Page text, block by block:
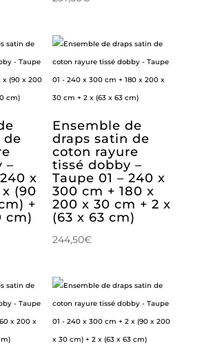
de
–
x
(90
+
cm)
Ensemble de
draps satin de
coton rayure
tissé dobby –
Taupe 01 – 240 x
300 cm + 180 x
200 x 30 cm + 2 x
(63 x 63 cm)
244,50€